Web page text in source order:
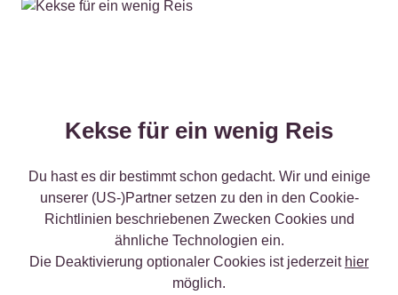
Schwarze Reis-Salatbowl mit Haselnüssen und
Currydressing
Vegetarisch
Kekse für ein wenig Reis
Du hast es dir bestimmt schon gedacht. Wir und einige
unserer (US-)Partner setzen zu den in den Cookie-
Richtlinien beschriebenen Zwecken Cookies und
ähnliche Technologien ein.
Die Deaktivierung optionaler Cookies ist jederzeit hier
möglich.